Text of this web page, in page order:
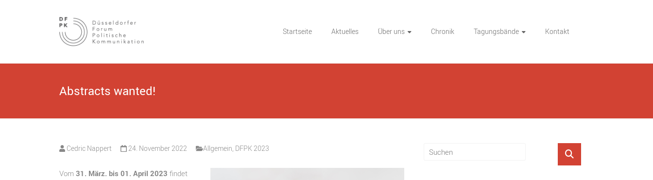
Düsseldorfer
Forum
Politische
Kommunikation
Studentisch
organisierte
Fachtagung zu
Themen der
Kommunikation.
Startseite Aktuelles Über uns Chronik Tagungsbände Kontakt
Abstracts wanted!
Cedric Nappert 24. November 2022 Allgemein, DFPK 2023
Vom 31. März. bis 01. April 2023 findet